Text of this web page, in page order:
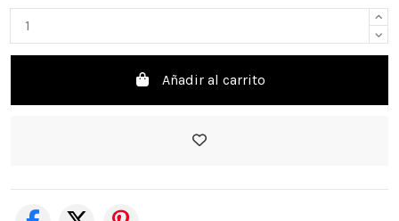
Añadir al carrito